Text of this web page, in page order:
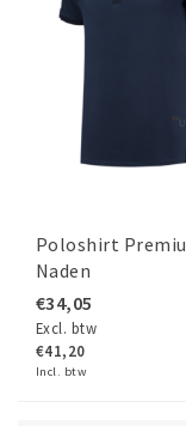
Poloshirt
Naden
€34,05
Excl. btw
€41,20
Incl. btw